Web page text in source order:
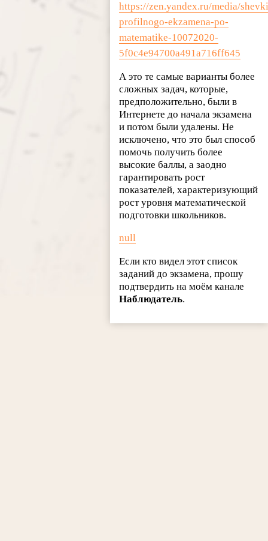
https://zen.yandex.ru/media/
profilnogo-ekzamena-po-
matematike-10072020-
5f0c4e94700a491a716ff645
А это те самые варианты более
сложных задач, которые,
предположительно, были в
Интернете до начала экзамена
и потом были удалены. Не
исключено, что это был способ
помочь получить более
высокие баллы, а заодно
гарантировать рост
показателей, характеризующий
рост уровня математической
подготовки школьников.
null
Если кто видел этот список
заданий до экзамена, прошу
подтвердить на моём канале
Наблюдатель.